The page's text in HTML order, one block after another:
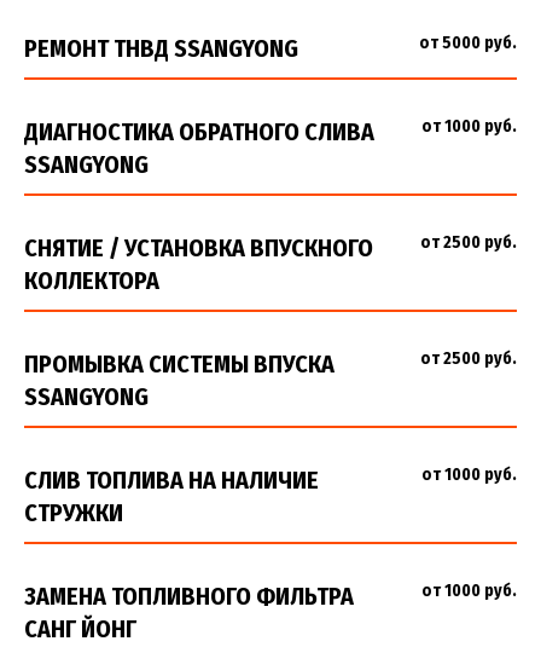
РЕМОНТ ТНВД SSANGYONG от 5000 руб.
ДИАГНОСТИКА ОБРАТНОГО СЛИВА
SSANGYONG
от 1000 руб.
СНЯТИЕ / УСТАНОВКА ВПУСКНОГО
КОЛЛЕКТОРА
от 2500 руб.
ПРОМЫВКА СИСТЕМЫ ВПУСКА
SSANGYONG
от 2500 руб.
СЛИВ ТОПЛИВА НА НАЛИЧИЕ
СТРУЖКИ
от 1000 руб.
ЗАМЕНА ТОПЛИВНОГО ФИЛЬТРА
САНГ ЙОНГ
от 1000 руб.